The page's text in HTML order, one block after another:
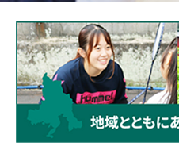
メインビジュアル。学生が